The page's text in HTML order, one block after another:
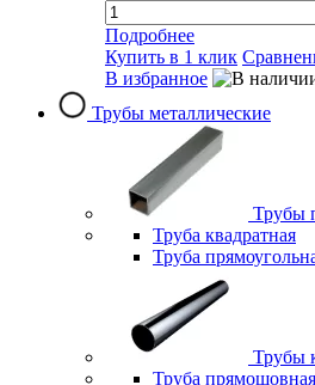
Подробнее
Купить в 1 клик
В избранное
Трубы металлические
Трубы
Труба квадратная
Труба
Трубы
Труба